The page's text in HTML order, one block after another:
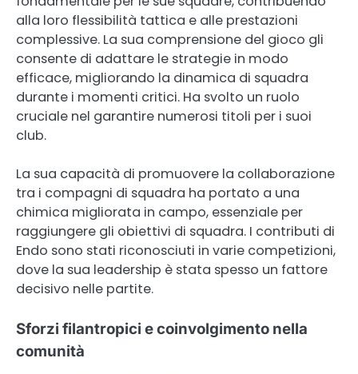
alla loro flessibilità tattica e alle prestazioni
complessive. La sua comprensione del gioco gli
consente di adattare le strategie in modo
efficace, migliorando la dinamica di squadra
durante i momenti critici. Ha svolto un ruolo
cruciale nel garantire numerosi titoli per i suoi
club.
La sua capacità di promuovere la collaborazione
tra i compagni di squadra ha portato a una
chimica migliorata in campo, essenziale per
raggiungere gli obiettivi di squadra. I contributi di
Endo sono stati riconosciuti in varie competizioni,
dove la sua leadership è stata spesso un fattore
decisivo nelle partite.
Sforzi filantropici e coinvolgimento nella
comunità